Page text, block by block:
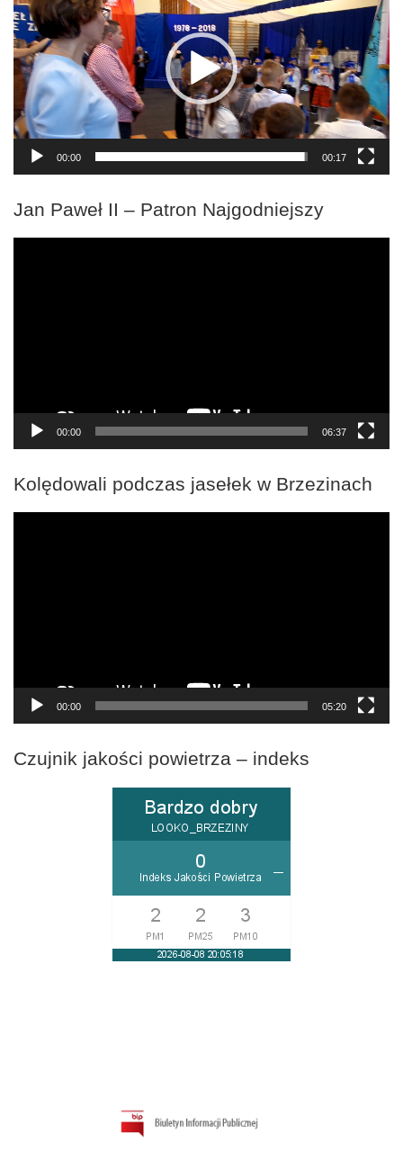
00:00 00:17
Jan Paweł II – Patron Najgodniejszy
00:00 06:37
Kolędowali podczas jasełek w Brzezinach
00:00 05:20
Czujnik jakości powietrza – indeks